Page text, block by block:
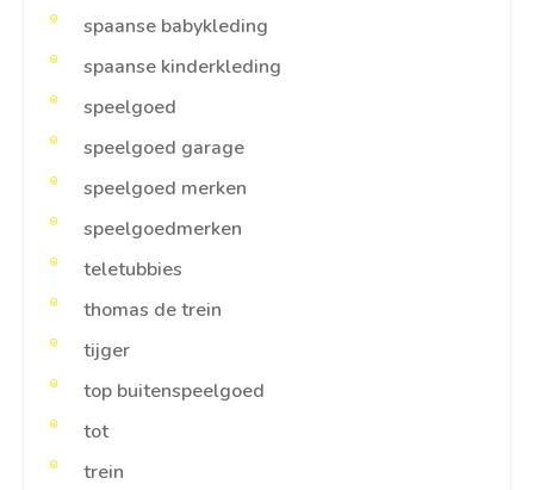
spaanse babykleding
spaanse kinderkleding
speelgoed
speelgoed garage
speelgoed merken
speelgoedmerken
teletubbies
thomas de trein
tijger
top buitenspeelgoed
tot
trein